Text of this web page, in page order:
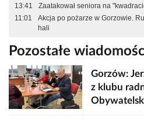
13:41
Zaatakował seniora na
11:01
Akcja po pożarze w Gorzowie.
hali
Pozostałe
Gorzów:
z klubu